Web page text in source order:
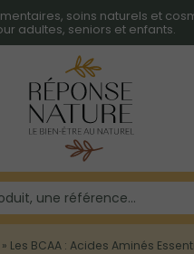
soins naturels et
adultes, seniors et enfants.
» Les BCAA : Acides Aminés